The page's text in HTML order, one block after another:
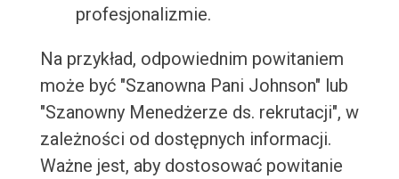
profesjonalizmie.
Na przykład, odpowiednim powitaniem
może być "Szanowna Pani Johnson" lub
"Szanowny Menedżerze ds. rekrutacji", w
zależności od dostępnych informacji.
Ważne jest, aby dostosować powitanie